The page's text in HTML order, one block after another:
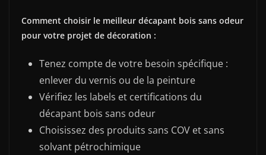
Comment choisir le meilleur décapant bois sans odeur
pour votre projet de décoration :
Tenez compte de votre besoin spécifique :
enlever du vernis ou de la peinture
Vérifiez les labels et certifications du
décapant bois sans odeur
Choisissez des produits sans COV et sans
solvant pétrochimique